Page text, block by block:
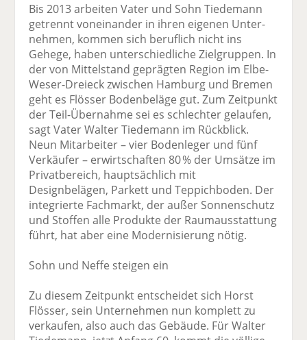
Bis 2013 arbeiten Vater und Sohn Tiedemann
getrennt voneinander in ihren eigenen Unter­
nehmen, kommen sich beruflich nicht ins
Gehege, haben unterschiedliche Zielgruppen. In
der von Mittelstand geprägten Region im Elbe-
Weser-Dreieck zwischen Hamburg und Bremen
geht es Flösser Bodenbeläge gut. Zum Zeitpunkt
der Teil-Übernahme sei es schlechter gelaufen,
sagt Vater Walter Tiedemann im Rückblick.
Neun Mitarbeiter – vier Bodenleger und fünf
Verkäufer – erwirtschaften 80 % der Umsätze im
Privat­bereich, hauptsächlich mit
Designbelägen, Parkett und Teppichboden. Der
integrierte Fachmarkt, der außer Sonnenschutz
und Stoffen alle Produkte der Raumausstattung
führt, hat aber eine Modernisierung nötig.
Sohn und Neffe steigen ein
Zu diesem Zeitpunkt entscheidet sich Horst
Flösser, sein Unternehmen nun komplett zu
verkaufen, also auch das Gebäude. Für Walter